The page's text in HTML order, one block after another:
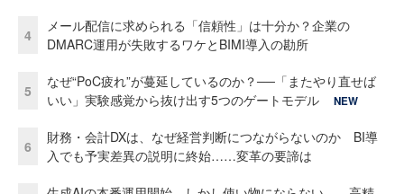
4
メール配信に求められる「信頼性」は十分か？企業の
DMARC運用が失敗するワケとBIMI導入の勘所
5
なぜ“PoC疲れ”が蔓延しているのか？──「またやり直せば
いい」実験感覚から抜け出す5つのゲートモデル
NEW
6
財務・会計DXは、なぜ経営判断につながらないのか BI導
入でも予実差異の説明に終始……変革の要諦は